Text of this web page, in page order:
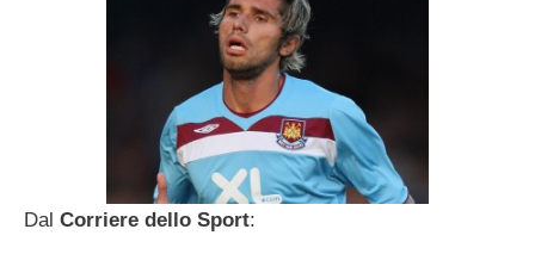
Dal Corriere dello Sport: